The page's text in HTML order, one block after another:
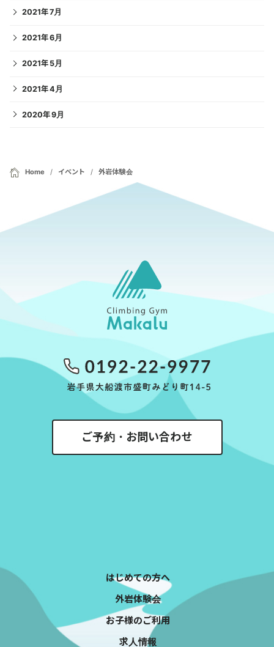
2021年7月
2021年6月
2021年5月
2021年4月
2020年9月
Home イベント 外岩体験会
ご予約・お問い合わせ
はじめての方へ
外岩体験会
お子様のご利用
求人情報